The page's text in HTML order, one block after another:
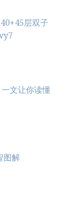
层双子
文让你读懂
图解